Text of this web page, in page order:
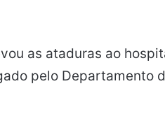
as ataduras ao
pelo Departamento